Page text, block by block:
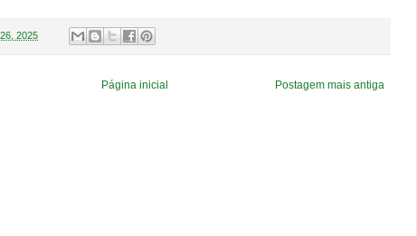
2025
Postagem mais antiga
Página inicial